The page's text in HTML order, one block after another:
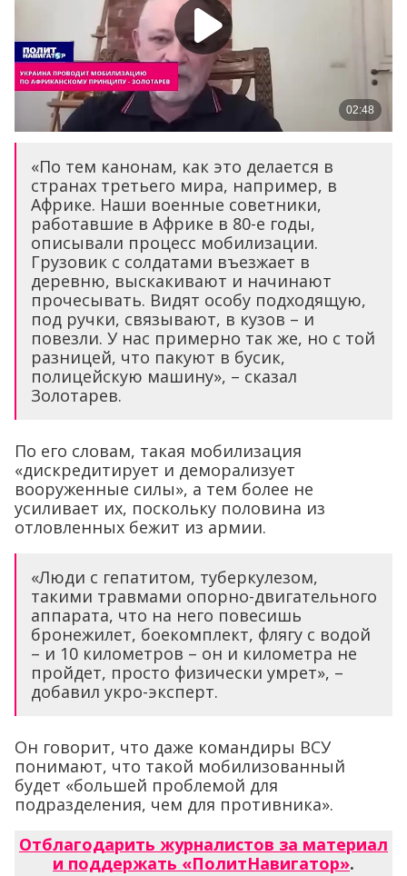
«По тем канонам, как это делается в
странах третьего мира, например, в
Африке. Наши военные советники,
работавшие в Африке в 80-е годы,
описывали процесс мобилизации.
Грузовик с солдатами въезжает в
деревню, выскакивают и начинают
прочесывать. Видят особу подходящую,
под ручки, связывают, в кузов – и
повезли. У нас примерно так же, но с той
разницей, что пакуют в бусик,
полицейскую машину», – сказал
Золотарев.
По его словам, такая мобилизация
«дискредитирует и деморализует
вооруженные силы», а тем более не
усиливает их, поскольку половина из
отловленных бежит из армии.
«Люди с гепатитом, туберкулезом,
такими травмами опорно-двигательного
аппарата, что на него повесишь
бронежилет, боекомплект, флягу с водой
– и 10 километров – он и километра не
пройдет, просто физически умрет», –
добавил укро-эксперт.
Он говорит, что даже командиры ВСУ
понимают, что такой мобилизованный
будет «большей проблемой для
подразделения, чем для противника».
Отблагодарить журналистов за материал
и поддержать «ПолитНавигатор».